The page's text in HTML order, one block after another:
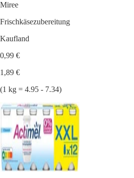
Miree
Frischkäsezubereitung
Kaufland
0,99 €
1,89 €
(1 kg = 4.95 - 7.34)